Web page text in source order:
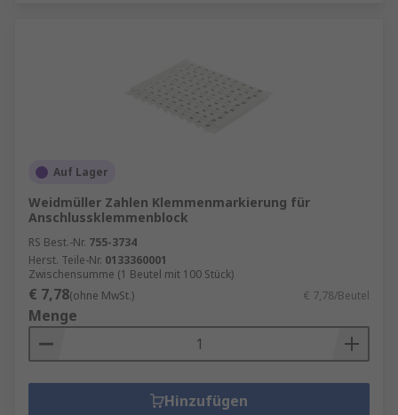
Auf Lager
Weidmüller Zahlen Klemmenmarkierung für
Anschlussklemmenblock
RS Best.-Nr. 755-3734
Herst. Teile-Nr. 0133360001
Zwischensumme (1 Beutel mit 100 Stück)
€ 7,78(ohne MwSt.) € 7,78/Beutel
Menge
Hinzufügen